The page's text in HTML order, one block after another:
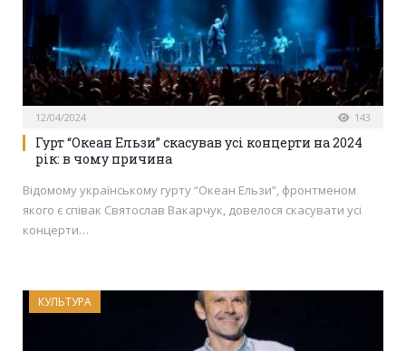
12/04/2024 143
Гурт “Океан Ельзи” скасував усі концерти на 2024
рік: в чому причина
Відомому українському гурту “Океан Ельзи”, фронтменом
якого є співак Святослав Вакарчук, довелося скасувати усі
концерти…
КУЛЬТУРА